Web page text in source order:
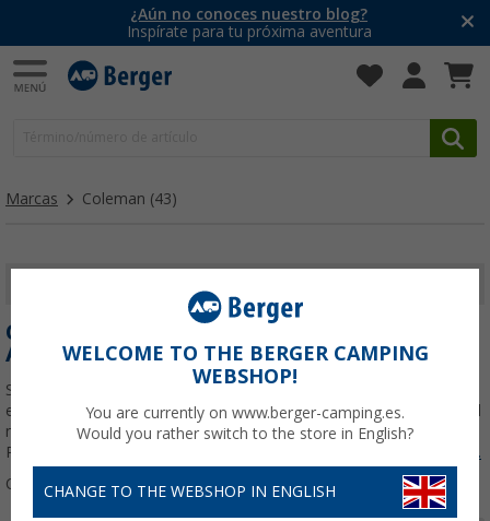
¿Aún no conoces nuestro blog?
Inspírate para tu próxima aventura
Marcas Coleman (43)
COLEMAN: TIENDAS DE CAMPAÑA Y
ACCESORIOS DE CAMPING
Si piensas en camping, seguro que el nombre Coleman te suena. Y
es que esta marca lleva décadas equipando a campistas de todo el
mundo con tiendas, neveras, hornillos y accesorios fiables .
Productos pensados para que tu única
...
Ordenar:
WELCOME TO THE BERGER CAMPING
WEBSHOP!
You are currently on www.berger-camping.es.
Would you rather switch to the store in English?
CHANGE TO THE WEBSHOP IN ENGLISH